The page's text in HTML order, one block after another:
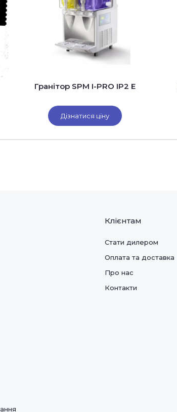
Гранітор SPM I-PRO IP2 E
Дізнатися ціну
Клієнтам
Стати дилером
Оплата та доставка
Про нас
Контакти